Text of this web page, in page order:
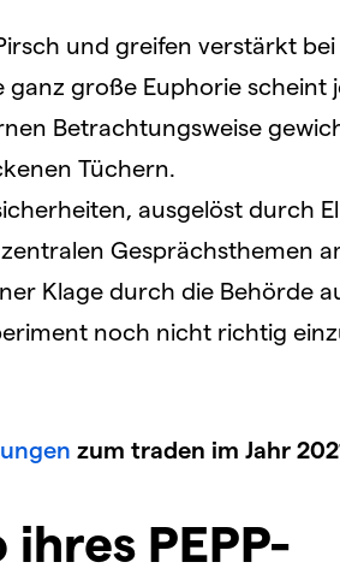
und greifen verstärkt
ganz große Euphorie scheint
Betrachtungsweise
Tüchern.
ausgelöst durch
Gesprächsthemen
Klage durch die Behörde
noch nicht richtig
zum traden im Jahr
PEPP-